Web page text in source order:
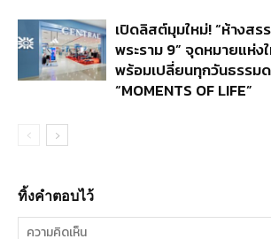
เปิดลิสต์มุมใหม่! “ห้างส
พระราม 9” จุดหมายแห่ง
พร้อมเปลี่ยนทุกวันธรรม
“MOMENTS OF LIFE”
ทิ้งคำตอบไว้